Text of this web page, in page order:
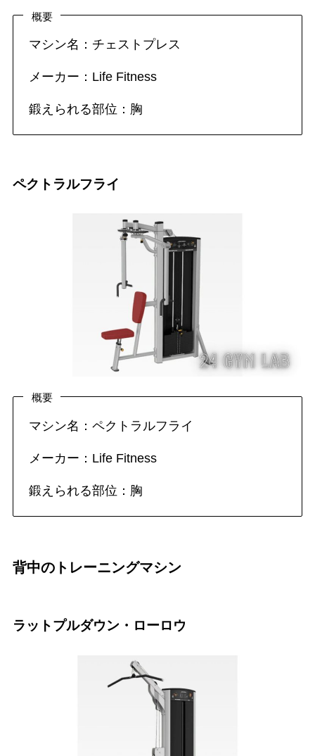
概要
マシン名：チェストプレス
メーカー：Life Fitness
鍛えられる部位：胸
ペクトラルフライ
概要
マシン名：ペクトラルフライ
メーカー：Life Fitness
鍛えられる部位：胸
背中のトレーニングマシン
ラットプルダウン・ローロウ